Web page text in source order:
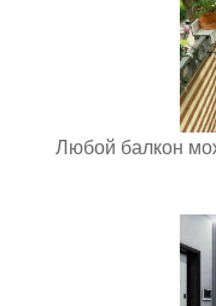
Любой балкон